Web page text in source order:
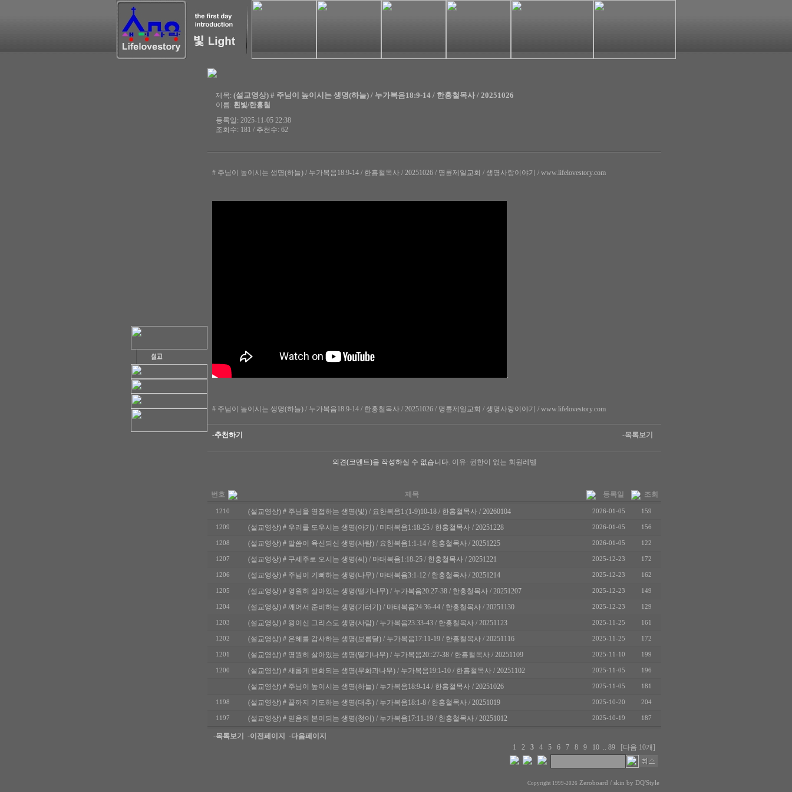
제목: (설교영상) # 주님이 높이시는 생명(하늘) / 누가복음18:9-14 / 한홍철목사 / 20251026
이름: 흰빛/한홍철
등록일: 2025-11-05 22:38
조회수: 181 / 추천수: 62
# 주님이 높이시는 생명(하늘) / 누가복음18:9-14 / 한홍철목사 / 20251026 / 명륜제일교회 / 생명사랑이야기 / www.lifelovestory.com
.
# 주님이 높이시는 생명(하늘) / 누가복음18:9-14 / 한홍철목사 / 20251026 / 명륜제일교회 / 생명사랑이야기 / www.lifelovestory.com
-추천하기 -목록보기
의견(코멘트)을 작성하실 수 없습니다. 이유: 권한이 없는 회원레벨
번호 제목 등록일 조회
1210 (설교영상) # 주님을 영접하는 생명(빛) / 요한복음1:(1-9)10-18 / 한홍철목사 / 20260104 2026-01-05 159
1209 (설교영상) # 우리를 도우시는 생명(아기) / 미태복음1:18-25 / 한홍철목사 / 20251228 2026-01-05 156
1208 (설교영상) # 말씀이 육신되신 생명(사람) / 요한복음1:1-14 / 한홍철목사 / 20251225 2026-01-05 122
1207 (설교영상) # 구세주로 오시는 생명(씨) / 마태복음1:18-25 / 한홍철목사 / 20251221 2025-12-23 172
1206 (설교영상) # 주님이 기뻐하는 생명(나무) / 마태복음3:1-12 / 한홍철목사 / 20251214 2025-12-23 162
1205 (설교영상) # 영원히 살아있는 생명(떨기나무) / 누가복음20:27-38 / 한홍철목사 / 20251207 2025-12-23 149
1204 (설교영상) # 깨어서 준비하는 생명(기러기) / 마태복음24:36-44 / 한홍철목사 / 20251130 2025-12-23 129
1203 (설교영상) # 왕이신 그리스도 생명(사람) / 누가복음23:33-43 / 한홍철목사 / 20251123 2025-11-25 161
1202 (설교영상) # 은혜를 감사하는 생명(보름달) / 누가복음17:11-19 / 한홍철목사 / 20251116 2025-11-25 172
1201 (설교영상) # 영원히 살아있는 생명(떨기나무) / 누가복음20::27-38 / 한홍철목사 / 20251109 2025-11-10 199
1200 (설교영상) # 새롭게 변화되는 생명(무화과나무) / 누가복음19:1-10 / 한홍철목사 / 20251102 2025-11-05 196
(설교영상) # 주님이 높이시는 생명(하늘) / 누가복음18:9-14 / 한홍철목사 / 20251026 2025-11-05 181
1198 (설교영상) # 끝까지 기도하는 생명(대추) / 누가복음18:1-8 / 한홍철목사 / 20251019 2025-10-20 204
1197 (설교영상) # 믿음의 본이되는 생명(청어) / 누가복음17:11-19 / 한홍철목사 / 20251012 2025-10-19 187
-목록보기 -이전페이지
-다음페이지
1
2 3 4 5 6 7 8 9 10 .. 89 [다음 10개]
Copyright 1999-2026 Zeroboard / skin by DQ'Style